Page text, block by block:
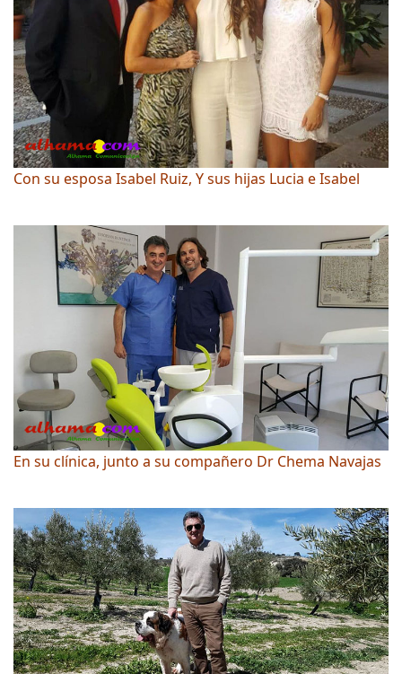
Con su esposa Isabel Ruiz, Y sus hijas Lucia e Isabel
En su clínica, junto a su compañero Dr Chema Navajas